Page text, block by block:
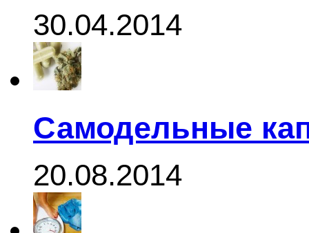
30.04.2014
Самодельные
20.08.2014